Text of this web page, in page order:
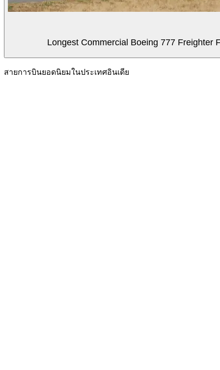
Longest Commercial Boeing 777 Freighter
สายการบินยอดนิยมในประเทศอินเดีย